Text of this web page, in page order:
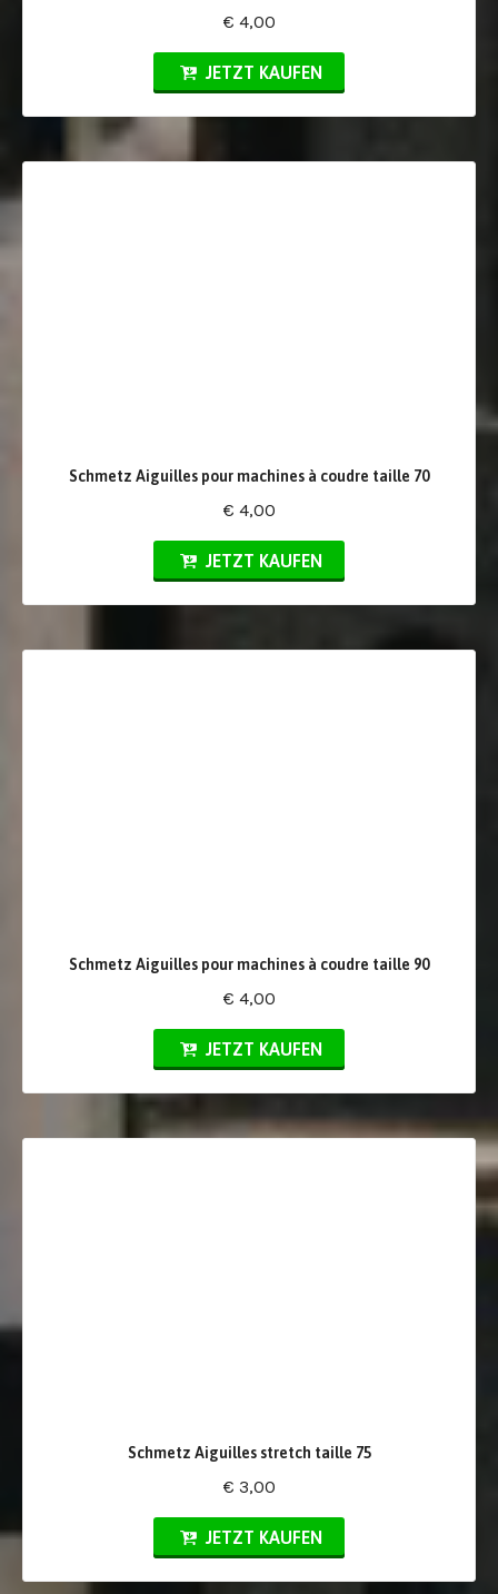
€ 4,00
JETZT KAUFEN
Schmetz Aiguilles pour machines à coudre taille 70
€ 4,00
JETZT KAUFEN
Schmetz Aiguilles pour machines à coudre taille 90
€ 4,00
JETZT KAUFEN
Schmetz Aiguilles stretch taille 75
€ 3,00
JETZT KAUFEN